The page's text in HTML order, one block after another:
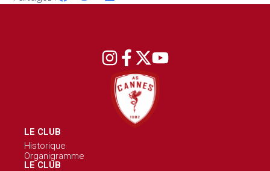
LE CLUB
Historique
Organigramme
LE CLUB